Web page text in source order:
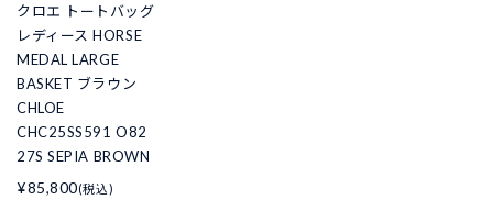
クロエ トートバッグ
レディース HORSE
MEDAL LARGE
BASKET ブラウン
CHLOE
CHC25SS591 O82
27S SEPIA BROWN
¥85,800(税込)